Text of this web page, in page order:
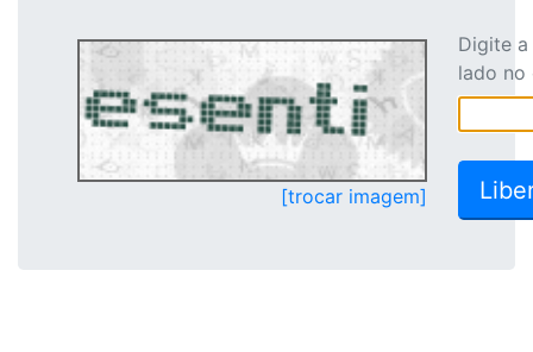
[trocar imagem]
Digite
lado no